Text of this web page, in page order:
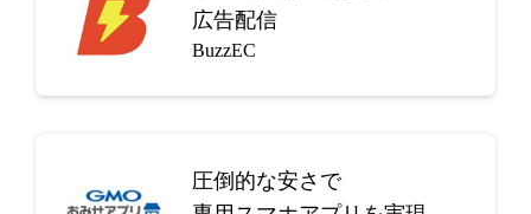
広告配信
BuzzEC
圧倒的な安さで